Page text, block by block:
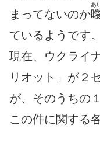
まってないのか
あ
ているようです。
現在、ウクライ
リオット」が２
が、そのうちの
この件に関する